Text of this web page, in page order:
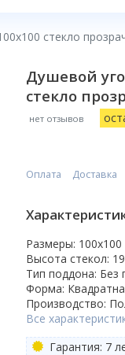
стекло
Душевой
стекло
нет отзывов
Оплата Доставка
Размеры: 100x100
Высота стекол:
Тип поддона: Без
Форма:
Производство:
Все
Гарантия: 7